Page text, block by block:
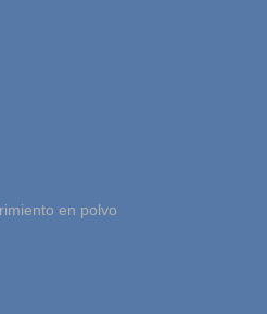
en polvo